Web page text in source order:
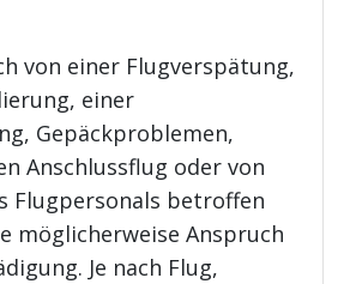
von einer Flugverspätung,
einer
Gepäckproblemen,
Anschlussflug oder von
Flugpersonals betroffen
möglicherweise Anspruch
Je nach Flug,